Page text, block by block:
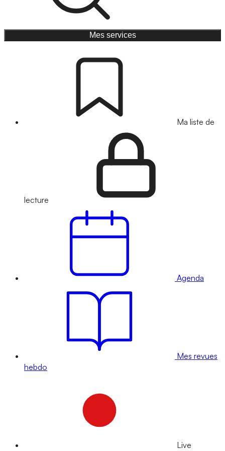
Mes services
Ma liste de
lecture
Agenda
Mes revues
hebdo
Live